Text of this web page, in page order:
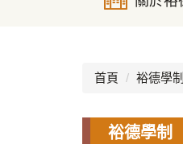
首頁 裕德學制
裕德學制